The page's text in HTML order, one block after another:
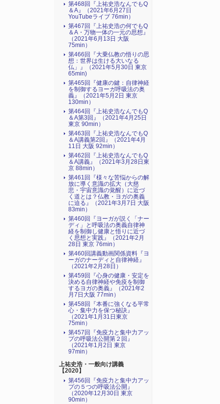
第468回『上祐史浩なんでもQ
＆A』（2021年6月27日
YouTubeライブ 76min）
第467回『上祐史浩の何でもQ
＆A・万物一体の一元の思想』
（2021年6月13日 大阪
75min）
第466回『大乗仏教の悟りの思
想：世界は生ける大いなる
仏」』（2021年5月30日 東京
65min)
第465回『健康の鍵：自律神経
を制御するヨーガ呼吸法の奥
義』（2021年5月2日 東京
130min）
第464回『上祐史浩なんでもQ
＆A第3回』（2021年4月25日
東京 90min）
第463回『上祐史浩なんでもQ
＆A講義第2回』（2021年4月
11日 大阪 92min）
第462回『上祐史浩なんでもQ
＆A講義』（2021年3月28日東
京 88min）
第461回『様々な苦悩からの解
放に導く意識の拡大（大慈
悲・宇宙意識の覚醒）に近づ
く道とは？仏教・ヨガの奥義
に迫る』（2021年3月7日 大阪
83min）
第460回『ヨーガが説く「ナー
ディ」と呼吸法の奥義自律神
経を制御し健康と悟りに近づ
く思想と実践』（2021年2月
28日 東京 76min）
第460回講義動画関係資料『ヨ
ーガのナーディと自律神経』
（2021年2月28日）
第459回『心身の健康・安定を
決める自律神経や免疫を制御
するヨガの奥義』（2021年2
月7日大阪 77min）
第458回『本番に強くなる平常
心・集中力を保つ秘訣』
（2021年1月31日東京
75min）
第457回『免疫力と集中力アッ
プの呼吸法公開第２回』
（2021年1月2日 東京
97min）
上祐史浩・一般向け講義
【2020】
第456回『免疫力と集中力アッ
プの５つの呼吸法公開』
（2020年12月30日 東京
90min）